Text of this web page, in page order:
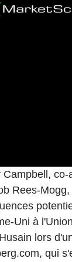
Campbell,
Rees-
Uni à
lors
qui